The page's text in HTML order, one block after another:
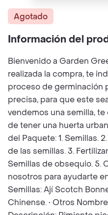
Agotado
Información del
Bienvenido a Garden
realizada la compra, te
proceso de germinación
precisa, para que este
vendemos una semilla,
de tener una huerta
del Paquete: 1. Semillas.
de las semillas. 3.
Semillas de obsequio. 5.
nosotros para ayudarte
Semillas: Ají Scotch
Chinense. • Otros